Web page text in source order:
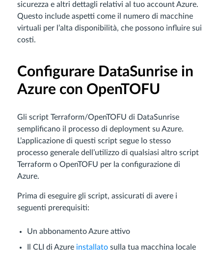
sicurezza e altri dettagli relativi al tuo account Azure.
Questo include aspetti come il numero di macchine
virtuali per l’alta disponibilità, che possono influire sui
costi.
Configurare DataSunrise in
Azure con OpenTOFU
Gli script Terraform/OpenTOFU di DataSunrise
semplificano il processo di deployment su Azure.
L’applicazione di questi script segue lo stesso
processo generale dell’utilizzo di qualsiasi altro script
Terraform o OpenTOFU per la configurazione di
Azure.
Prima di eseguire gli script, assicurati di avere i
seguenti prerequisiti:
Un abbonamento Azure attivo
Il CLI di Azure installato sulla tua macchina locale